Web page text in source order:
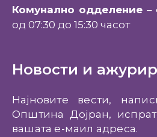
Комунално одделение –
од 07:30 до 15:30 часот
Новости и
Најновите вести,
Општина Дојран,
вашата е-маил адреса.